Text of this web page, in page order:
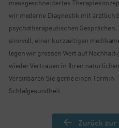
massgeschneidertes
wir moderne Diagnostik mit ärztlich
psychotherapeutischen
sinnvoll, einer kurzzeitigen
legen wir grossen Wert auf
wieder Vertrauen in Ihren
Vereinbaren Sie gerne einen Termin
Schlafgesundheit.
Zurück